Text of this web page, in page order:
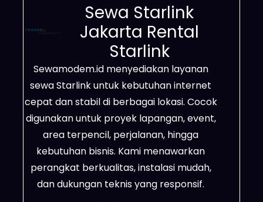
proyek lapangan, event, hingga
penggunaan pribadi dengan
pilihan paket sewa yang fleksibel.
Selain itu, Starlink mampu
menjangkau berbagai lokasi yang
belum memiliki akses internet
yang…
Sewa Starlink
Jakarta Rental
Starlink
Sewamodem.id menyediakan layanan
sewa Starlink untuk kebutuhan internet
cepat dan stabil di berbagai lokasi. Cocok
digunakan untuk proyek lapangan, event,
area terpencil, perjalanan, hingga
kebutuhan bisnis. Kami menawarkan
perangkat berkualitas, instalasi mudah,
dan dukungan teknis yang responsif.